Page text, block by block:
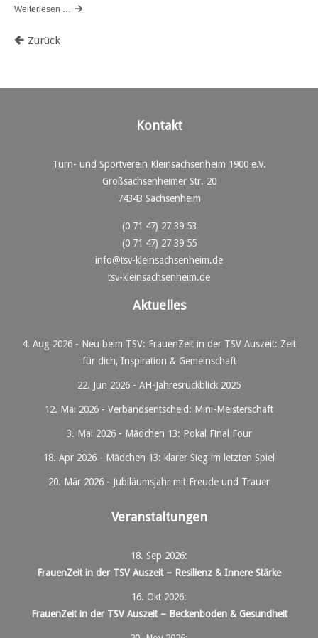
Weiterlesen …
Zurück
Kontakt
Turn- und Sportverein Kleinsachsenheim 1900 e.V.
Großsachsenheimer Str. 20
74343 Sachsenheim
(0 71 47) 27 39 53
(0 71 47) 27 39 55
info@tsv-kleinsachsenheim.de
tsv-kleinsachsenheim.de
Aktuelles
4. Aug 2026 - Neu beim TSV: FrauenZeit in der TSV Auszeit: Zeit
für dich, Inspiration & Gemeinschaft
22. Jun 2026 - AH-Jahresrückblick 2025
12. Mai 2026 - Verbandsentscheid: Mini-Meisterschaft
3. Mai 2026- Mädchen 13: Pokal Final Four
18. Apr 2026 - Mädchen 13: klarer Sieg im letzten Spiel
20. Mär 2026 - Jubiläumsjahr mit Freude und Trauer
Veranstaltungen
18. Sep 2026:
FrauenZeit in der TSV Auszeit – Resilienz & Innere Stärke
16. Okt 2026:
FrauenZeit in der TSV Auszeit – Beckenboden & Gesundheit